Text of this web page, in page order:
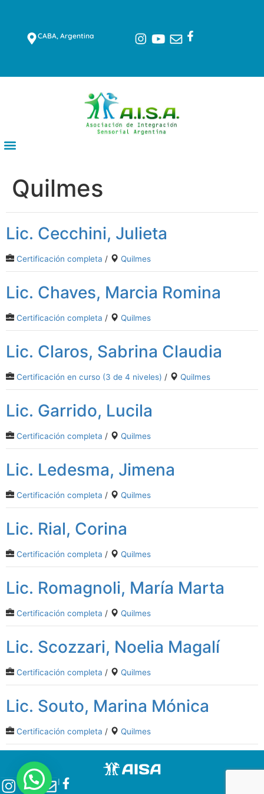
CABA, Argentina
Quilmes
Lic. Cecchini, Julieta
Certificación completa / Quilmes
Lic. Chaves, Marcia Romina
Certificación completa / Quilmes
Lic. Claros, Sabrina Claudia
Certificación en curso (3 de 4 niveles) / Quilmes
Lic. Garrido, Lucila
Certificación completa / Quilmes
Lic. Ledesma, Jimena
Certificación completa / Quilmes
Lic. Rial, Corina
Certificación completa / Quilmes
Lic. Romagnoli, María Marta
Certificación completa / Quilmes
Lic. Scozzari, Noelia Magalí
Certificación completa / Quilmes
Lic. Souto, Marina Mónica
Certificación completa / Quilmes
l l